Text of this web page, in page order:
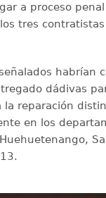
a proceso
tres
habrían
dádivas
la reparación
en los